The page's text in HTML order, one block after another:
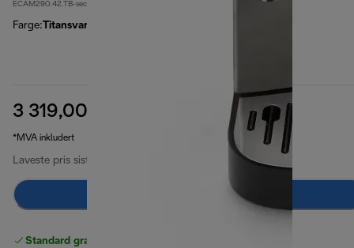
ECAM290.42.TB-second
Farge: Titansvart
3 319,00 kr opprinnelig pris 5 499,00 kr
*MVA inkludert
Laveste pris siste 30 dager
Standard gratis levering